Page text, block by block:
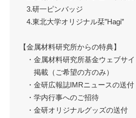
3.研一ピンバッジ
4.東北大学オリジナル栞”Hagi”
【金属材料研究所からの特典】
・金属材料研究所基金ウェブサ
掲載（ご希望の方のみ）
・金研広報誌IMRニュースの送付
・学内行事へのご招待
・金研オリジナルグッズの送付